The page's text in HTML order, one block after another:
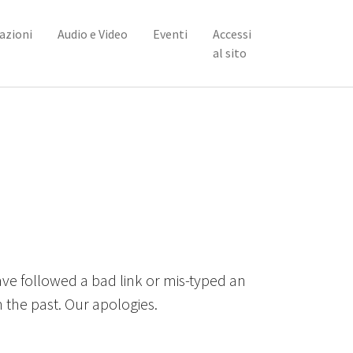
Audio e Video Eventi
Accessi
al sito
followed a bad link or mis-typed an
past. Our apologies.